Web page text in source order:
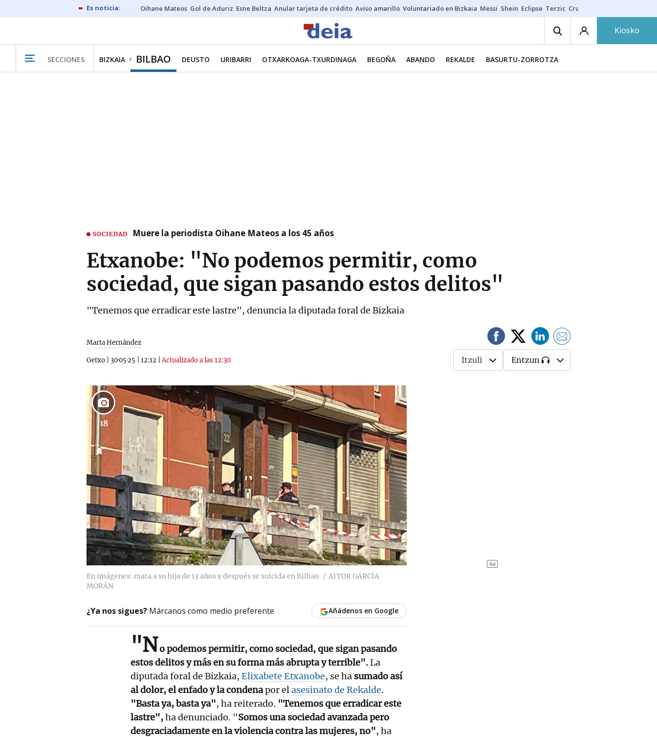
Oihane Mateos Gol de Aduriz Esne Beltza Anular tarjeta de crédito Aviso amarillo Voluntariado en Bizkaia Messi Shein Eclipse Terzic Cruz Gorbeia
Kiosko
SECCIONES BIZKAIA BILBAO DEUSTO URIBARRI OTXARKOAGA-TXURDINAGA BEGOÑA ABANDO REKALDE BASURTU-ZORROTZA
SOCIEDAD Muere la periodista Oihane Mateos a los 45 años
Etxanobe: "No podemos permitir, como
sociedad, que sigan pasando estos delitos"
"Tenemos que erradicar este lastre", denuncia la diputada foral de Bizkaia
Marta Hernández
Getxo 30·05·25 12:12 |Actualizado a las 12:30 Itzuli Entzun
18
En imágenes: mata a su hija de 13 años y después se suicida en Bilbao
AITOR GARCÍA
MORÁN
¿Ya nos sigues? Márcanos como medio preferente Añádenos en Google
"No podemos permitir, como sociedad, que sigan pasando
estos delitos y más en su forma más abrupta y terrible".La
diputada foral de Bizkaia, Elixabete Etxanobe, se ha sumado así
al dolor, el enfado y la condenapor elasesinato de Rekalde.
"Basta ya, basta ya", ha reiterado. "Tenemos que erradicar este
lastre",ha denunciado. "Somos una sociedad avanzada pero
desgraciadamente en la violencia contra las mujeres, no", ha